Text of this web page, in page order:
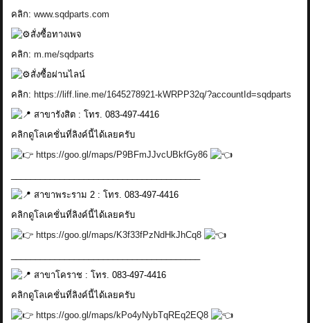
คลิก:www.sqdparts.com
สั่งซื้อทางเพจ
คลิก:m.me/sqdparts
สั่งซื้อผ่านไลน์
คลิก: https://liff.line.me/1645278921-kWRPP32q/?accountId=sqdparts
สาขารังสิต : โทร. 083-497-4416
คลิกดูโลเคชั่นที่ลิงค์นี้ได้เลยครับ
https://goo.gl/maps/P9BFmJJvcUBkfGy86
สาขาพระราม 2 : โทร. 083-497-4416
คลิกดูโลเคชั่นที่ลิงค์นี้ได้เลยครับ
https://goo.gl/maps/K3f33fPzNdHkJhCq8
สาขาโคราช : โทร. 083-497-4416
คลิกดูโลเคชั่นที่ลิงค์นี้ได้เลยครับ
https://goo.gl/maps/kPo4yNybTqREq2EQ8